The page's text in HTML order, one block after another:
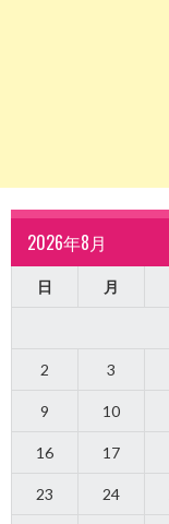
2026年8月
日 月
2 3
9 10
16 17
23 24